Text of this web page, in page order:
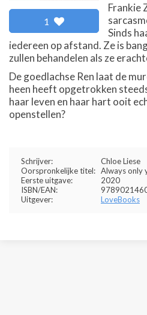
1
Frankie
Sinds
iedereen op afstand. Ze is
zullen behandelen als ze
De goedlachse Ren laat de
heen heeft opgetrokken
haar leven en haar hart ooit
openstellen?
Schrijver:
Chloe Liese
Oorspronkelijke titel: Always only
Eerste uitgave:
2020
ISBN/EAN:
Uitgever:
LoveBooks